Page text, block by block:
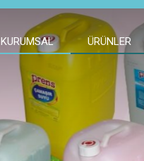
KURUMSAL ÜRÜNLER